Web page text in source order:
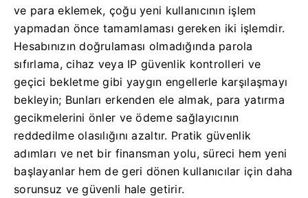
ve para eklemek, çoğu yeni kullanıcının işlem
yapmadan önce tamamlaması gereken iki işlemdir.
Hesabınızın doğrulaması olmadığında parola
sıfırlama, cihaz veya IP güvenlik kontrolleri ve
geçici bekletme gibi yaygın engellerle karşılaşmayı
bekleyin; Bunları erkenden ele almak, para yatırma
gecikmelerini önler ve ödeme sağlayıcının
reddedilme olasılığını azaltır. Pratik güvenlik
adımları ve net bir finansman yolu, süreci hem yeni
başlayanlar hem de geri dönen kullanıcılar için daha
sorunsuz ve güvenli hale getirir.